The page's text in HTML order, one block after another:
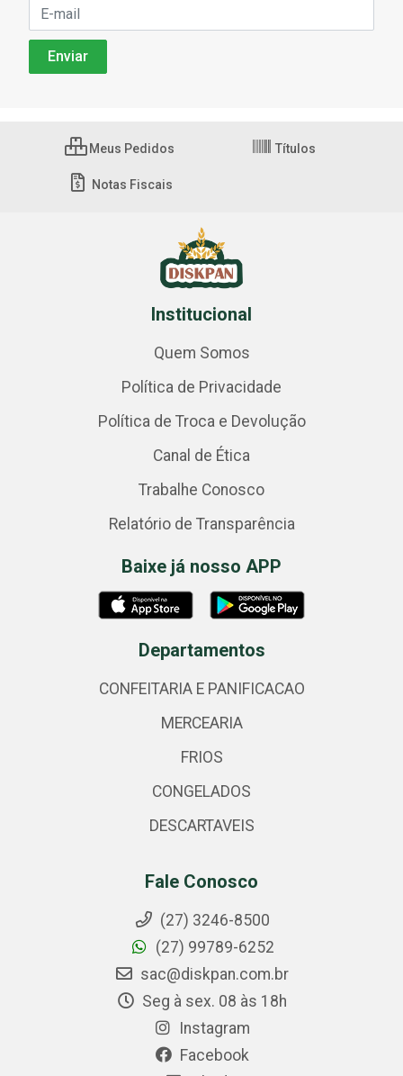
Meus Pedidos Títulos
Notas Fiscais
Institucional
Quem Somos
Política de Privacidade
Política de Troca e Devolução
Canal de Ética
Trabalhe Conosco
Relatório de Transparência
Baixe já nosso APP
Departamentos
CONFEITARIA E PANIFICACAO
MERCEARIA
FRIOS
CONGELADOS
DESCARTAVEIS
Fale Conosco
(27) 3246-8500
(27) 99789-6252
sac@diskpan.com.br
Seg à sex. 08 às 18h
Instagram
Facebook